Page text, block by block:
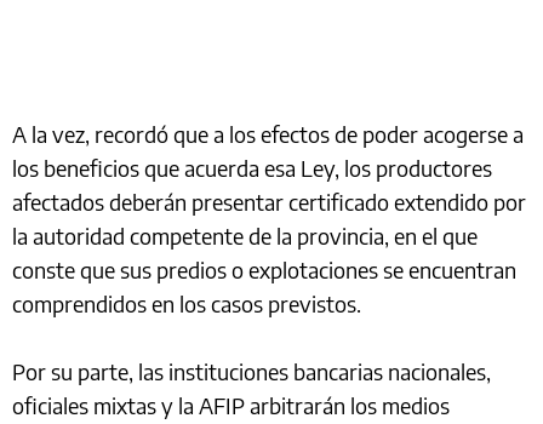
A la vez, recordó que a los efectos de poder acogerse a
los beneficios que acuerda esa Ley, los productores
afectados deberán presentar certificado extendido por
la autoridad competente de la provincia, en el que
conste que sus predios o explotaciones se encuentran
comprendidos en los casos previstos.
Por su parte, las instituciones bancarias nacionales,
oficiales mixtas y la AFIP arbitrarán los medios